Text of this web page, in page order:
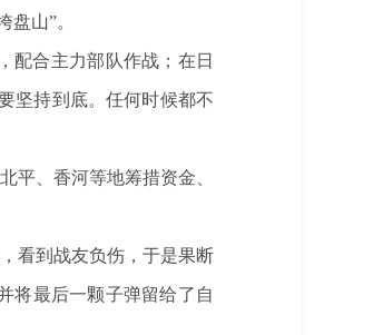
山”。
配合主力部队作战；在日
坚持到底。任何时候都不
平、香河等地筹措资金、
看到战友负伤，于是果断
将最后一颗子弹留给了自